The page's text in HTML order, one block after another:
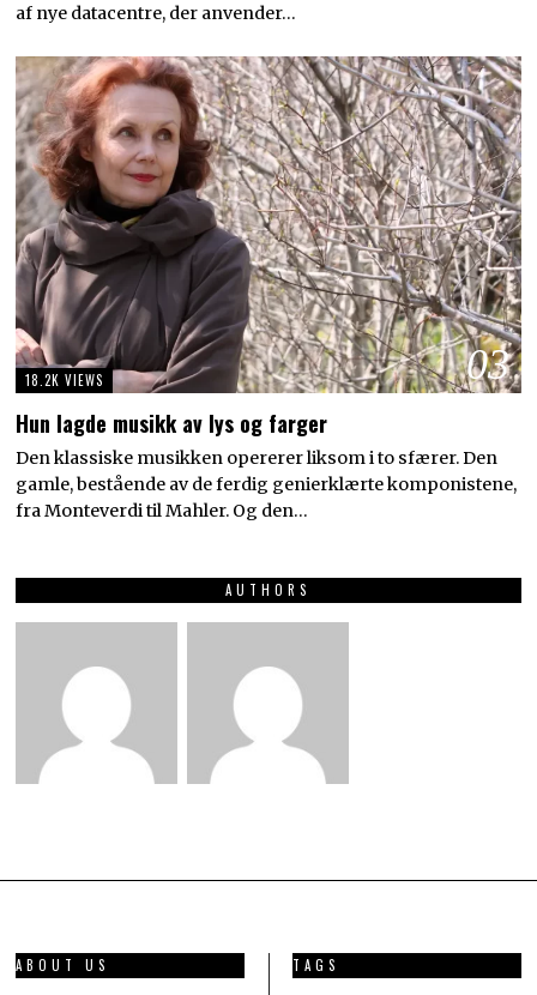
af nye datacentre, der anvender…
03
18.2K VIEWS
Hun lagde musikk av lys og farger
Den klassiske musikken opererer liksom i to sfærer. Den
gamle, bestående av de ferdig genierklærte komponistene,
fra Monteverdi til Mahler. Og den…
AUTHORS
ABOUT US TAGS